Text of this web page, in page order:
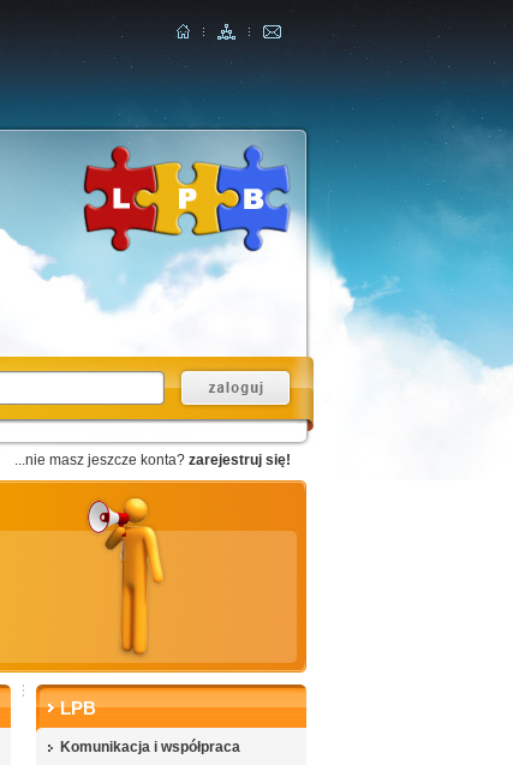
...nie masz jeszcze konta? zarejestruj się!
LPB
Komunikacja i współpraca